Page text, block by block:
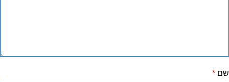
שם *